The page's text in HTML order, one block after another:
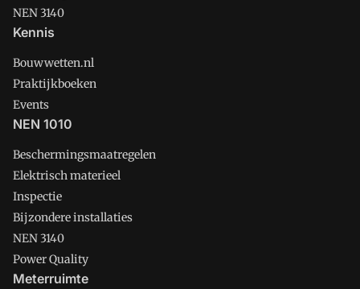
NEN 3140
Kennis
Bouwwetten.nl
Praktijkboeken
Events
NEN 1010
Beschermingsmaatregelen
Elektrisch materieel
Inspectie
Bijzondere installaties
NEN 3140
Power Quality
Meterruimte